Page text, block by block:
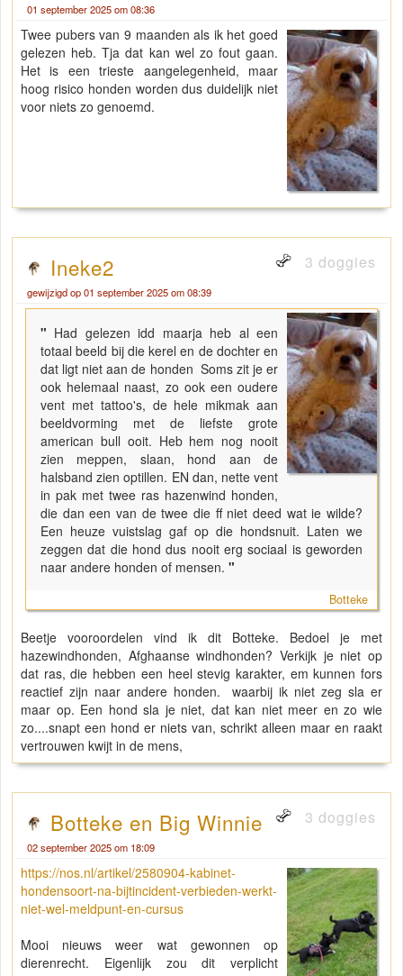
01 september 2025 om 08:36
Twee pubers van 9 maanden als ik het goed
gelezen heb. Tja dat kan wel zo fout gaan.
Het is een trieste aangelegenheid, maar
hoog risico honden worden dus duidelijk niet
voor niets zo genoemd.
Ineke2 3 doggies
gewijzigd op 01 september 2025 om 08:39
" Had gelezen idd maarja heb al een
totaal beeld bij die kerel en de dochter en
dat ligt niet aan de honden Soms zit je er
ook helemaal naast, zo ook een oudere
vent met tattoo's, de hele mikmak aan
beeldvorming met de liefste grote
american bull ooit. Heb hem nog nooit
zien meppen, slaan, hond aan de
halsband zien optillen. EN dan, nette vent
in pak met twee ras hazenwind honden,
die dan een van de twee die ff niet deed wat ie wilde?
Een heuze vuistslag gaf op die hondsnuit. Laten we
zeggen dat die hond dus nooit erg sociaal is geworden
naar andere honden of mensen. "
Botteke
Beetje vooroordelen vind ik dit Botteke. Bedoel je met
hazewindhonden, Afghaanse windhonden? Verkijk je niet op
dat ras, die hebben een heel stevig karakter, em kunnen fors
reactief zijn naar andere honden. waarbij ik niet zeg sla er
maar op. Een hond sla je niet, dat kan niet meer en zo wie
zo....snapt een hond er niets van, schrikt alleen maar en raakt
vertrouwen kwijt in de mens,
Botteke en Big Winnie 3 doggies
02 september 2025 om 18:09
https://nos.nl/artikel/2580904-kabinet-
hondensoort-na-bijtincident-verbieden-werkt-
niet-wel-meldpunt-en-cursus
Mooi nieuws weer wat gewonnen op
dierenrecht. Eigenlijk zou dit verplicht